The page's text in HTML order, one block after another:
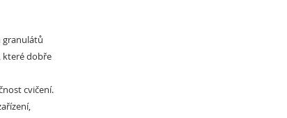
granulátů
které dobře
cvičení.